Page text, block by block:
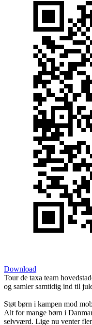
Download
Tour de taxa team
og samler samtidig ind til
Støt børn i kampen mod
Alt for mange børn i
selvværd. Lige nu venter